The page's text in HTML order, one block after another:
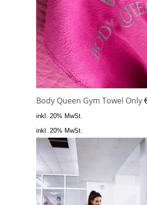
Body Queen Gym Towel Only
inkl. 20% MwSt.
inkl. 20% MwSt.